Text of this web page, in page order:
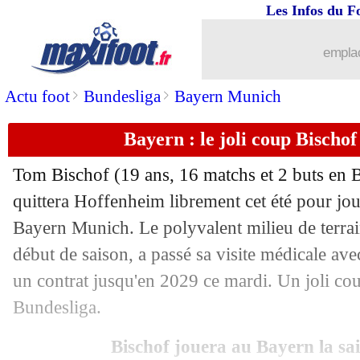
Actu foot> Bundesliga> Bayern Munich
Les Infos du
Bayern : le joli coup
Tom Bischof (19 ans, 16 matchs et 2 buts en
quittera Hoffenheim librement cet été pour
Bayern Munich. Le polyvalent milieu de
début de saison, a passé sa visite médicale
un contrat jusqu'en 2029 ce mardi. Un joli
Bundesliga.
Bischof jouera au Bayern la
: deux nouvelles pistes offensives
21/01 Man Utd: et si Rashford restait ?
: Wahi, inespéré selon Riolo
21/01 Francfort: Dina Ebimbe sur le départ
21/01 Nottingham: Wissa visé, mais...
21/01 OM : Longoria mis en garde par le
21/01 EdF: K. Mbappé - "hâte de revenir
: Ancelotti dément un départ cet